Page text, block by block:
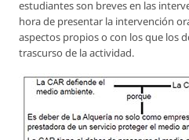
estudiantes son breves en las
hora de presentar la intervención
aspectos propios o con los que los
trascurso de la actividad.